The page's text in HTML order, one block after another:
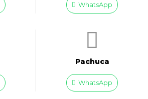
WhatsApp
Pachuca
WhatsApp